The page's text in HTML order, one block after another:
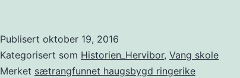
Publisert oktober 19, 2016
Kategorisert som Historien_Hervibor, Vang skole
Merket sætrangfunnet haugsbygd ringerike